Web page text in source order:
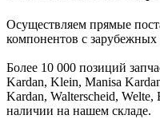
Осуществляем прямые
компонентов с зарубежных
Более 10 000 позиций
Kardan, Klein, Manisa
Kardan, Walterscheid, Welte,
наличии на нашем складе.